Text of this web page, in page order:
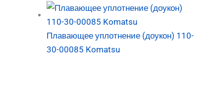
Плавающее уплотнение (доукон) 110-
30-00085 Komatsu